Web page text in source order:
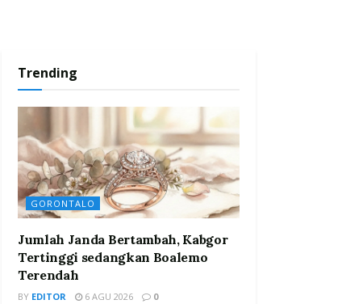
Trending
GORONTALO
Jumlah Janda Bertambah, Kabgor
Tertinggi sedangkan Boalemo
Terendah
BY EDITOR 6 AGU 2026 0